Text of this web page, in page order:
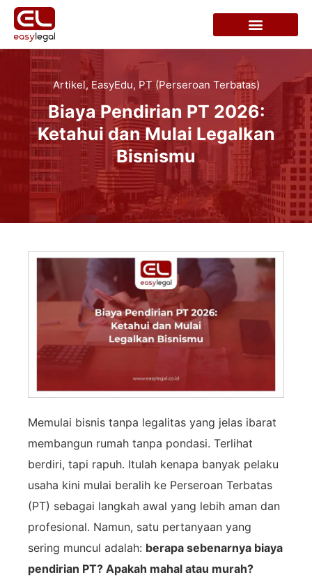
Artikel, EasyEdu, PT (Perseroan Terbatas)
Biaya Pendirian PT 2026:
Ketahui dan Mulai Legalkan
Bisnismu
Memulai bisnis tanpa legalitas yang jelas ibarat
membangun rumah tanpa pondasi. Terlihat
berdiri, tapi rapuh. Itulah kenapa banyak pelaku
usaha kini mulai beralih ke Perseroan Terbatas
(PT) sebagai langkah awal yang lebih aman dan
profesional. Namun, satu pertanyaan yang
sering muncul adalah: berapa sebenarnya biaya
pendirian PT? Apakah mahal atau murah?